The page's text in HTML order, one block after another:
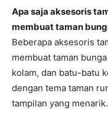
Apa saja aksesoris
membuat taman
Beberapa aksesoris
membuat taman
kolam, dan batu-batu
dengan tema taman
tampilan yang menarik.